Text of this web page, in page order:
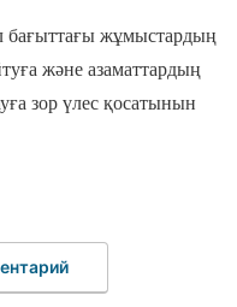
бағыттағы жұмыстардың
және азаматтардың
зор үлес қосатынын